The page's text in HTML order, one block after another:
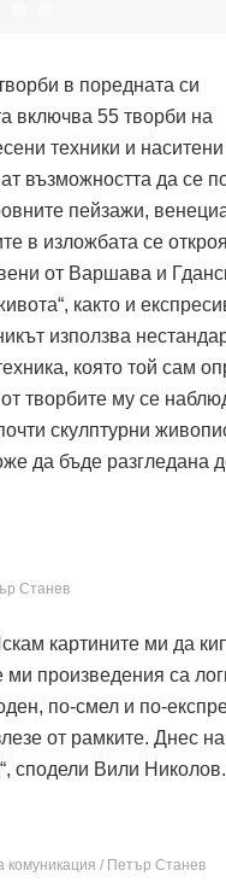
в поредната си
включва 55 творби на
техники и наситени
възможността да се
пейзажи,
в изложбата се
от Варшава и
както и
използва
която той сам
творбите му се
скулптурни
да бъде разгледана
Станев
картините ми да
произведения са
по-смел и по-
от рамките. Днес
сподели Вили Николов.
комуникация / Петър Станев